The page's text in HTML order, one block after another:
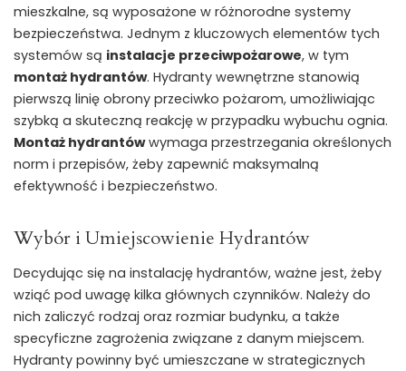
mieszkalne, są wyposażone w różnorodne systemy
bezpieczeństwa. Jednym z kluczowych elementów tych
systemów są instalacje przeciwpożarowe, w tym
montaż hydrantów. Hydranty wewnętrzne stanowią
pierwszą linię obrony przeciwko pożarom, umożliwiając
szybką a skuteczną reakcję w przypadku wybuchu ognia.
Montaż hydrantówwymaga przestrzegania określonych
norm i przepisów, żeby zapewnić maksymalną
efektywność i bezpieczeństwo.
Wybór i Umiejscowienie Hydrantów
Decydując się na instalację hydrantów, ważne jest, żeby
wziąć pod uwagę kilka głównych czynników. Należy do
nich zaliczyć rodzaj oraz rozmiar budynku, a także
specyficzne zagrożenia związane z danym miejscem.
Hydranty powinny być umieszczane w strategicznych